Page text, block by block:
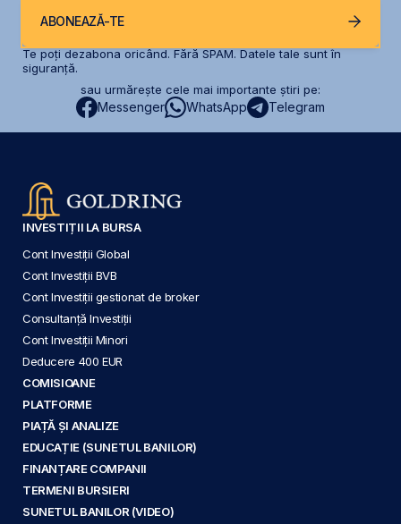
ABONEAZĂ-TE
Te poți dezabona oricând. Fără SPAM. Datele tale sunt în
siguranță.
sau urmărește cele mai importante știri pe:
Messenger WhatsApp Telegram
INVESTIȚII LA BURSA
Cont Investiții Global
Cont Investiții BVB
Cont Investiții gestionat de broker
Consultanță Investiții
Cont Investiții Minori
Deducere 400 EUR
COMISIOANE
PLATFORME
PIAȚĂ ȘI ANALIZE
EDUCAȚIE (SUNETUL BANILOR)
FINANȚARE COMPANII
TERMENI BURSIERI
SUNETUL BANILOR (VIDEO)